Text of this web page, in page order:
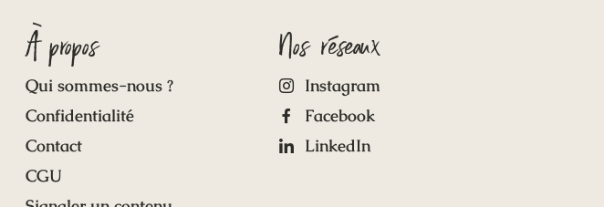
À propos
Qui sommes-nous ?
Confidentialité
Contact
CGU
Nos réseaux
Instagram
Facebook
LinkedIn